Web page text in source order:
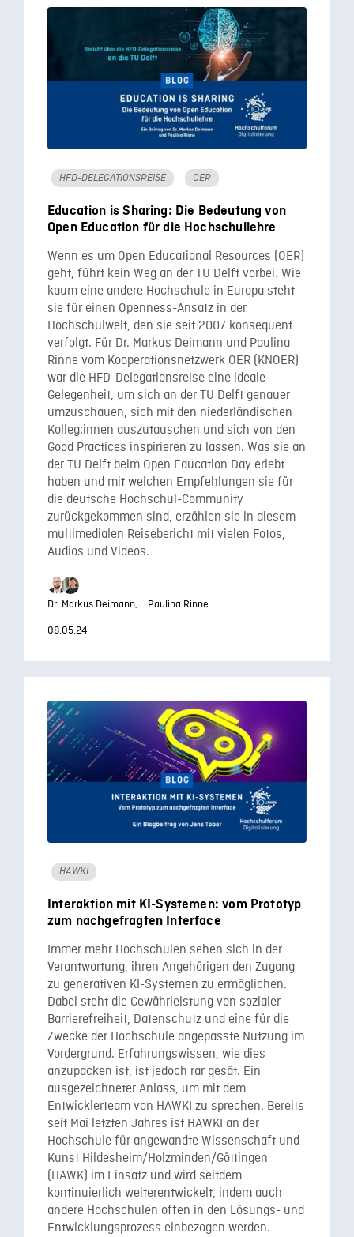
HFD-DELEGATIONSREISE OER
Education is Sharing: Die Bedeutung von
Open Education für die Hochschullehre
Wenn es um Open Educational Resources (OER)
geht, führt kein Weg an der TU Delft vorbei. Wie
kaum eine andere Hochschule in Europa steht
sie für einen Openness-Ansatz in der
Hochschulwelt, den sie seit 2007 konsequent
verfolgt. Für Dr. Markus Deimann und Paulina
Rinne vom Kooperationsnetzwerk OER (KNOER)
war die HFD-Delegationsreise eine ideale
Gelegenheit, um sich an der TU Delft genauer
umzuschauen, sich mit den niederländischen
Kolleg:innen auszutauschen und sich von den
Good Practices inspirieren zu lassen. Was sie an
der TU Delft beim Open Education Day erlebt
haben und mit welchen Empfehlungen sie für
die deutsche Hochschul-Community
zurückgekommen sind, erzählen sie in diesem
multimedialen Reisebericht mit vielen Fotos,
Audios und Videos.
Dr. Markus Deimann,
Paulina Rinne
08.05.24
HAWKI
Interaktion mit KI-Systemen: vom Prototyp
zum nachgefragten Interface
Immer mehr Hochschulen sehen sich in der
Verantwortung, ihren Angehörigen den Zugang
zu generativen KI-Systemen zu ermöglichen.
Dabei steht die Gewährleistung von sozialer
Barrierefreiheit, Datenschutz und eine für die
Zwecke der Hochschule angepasste Nutzung im
Vordergrund. Erfahrungswissen, wie dies
anzupacken ist, ist jedoch rar gesät. Ein
ausgezeichneter Anlass, um mit dem
Entwicklerteam von HAWKI zu sprechen. Bereits
seit Mai letzten Jahres ist HAWKI an der
Hochschule für angewandte Wissenschaft und
Kunst Hildesheim/Holzminden/Göttingen
(HAWK) im Einsatz und wird seitdem
kontinuierlich weiterentwickelt, indem auch
andere Hochschulen offen in den Lösungs- und
Entwicklungsprozess einbezogen werden.